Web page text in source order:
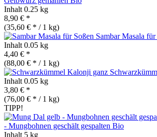
Inhalt 0.25 kg
8,90 € *
(35,60 € * / 1 kg)
Sambar Masala für
Inhalt 0.05 kg
4,40 € *
(88,00 € * / 1 kg)
Inhalt 0.05 kg
3,80 € *
(76,00 € * / 1 kg)
TIPP!
- Mungbohnen geschält gespalten Bio
Inhalt 5 kg